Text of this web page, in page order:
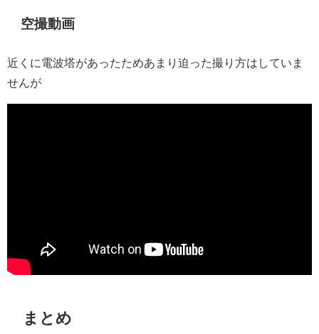
空撮動画
近くに電波塔があったためあまり迫った撮り方はしていま
せんが
まとめ